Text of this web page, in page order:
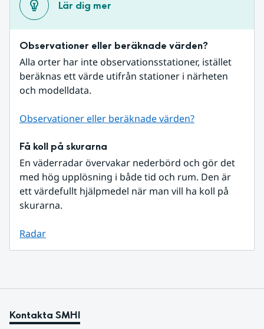
Lär dig mer
Observationer eller beräknade värden?
Alla orter har inte observationsstationer, istället
beräknas ett värde utifrån stationer i närheten
och modelldata.
Observationer eller beräknade värden?
Få koll på skurarna
En väderradar övervakar nederbörd och gör det
med hög upplösning i både tid och rum. Den är
ett värdefullt hjälpmedel när man vill ha koll på
skurarna.
Radar
Kontakta SMHI